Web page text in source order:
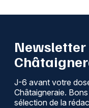
Newsletter
J-6 avant votre
Châtaigneraie.
sélection de la